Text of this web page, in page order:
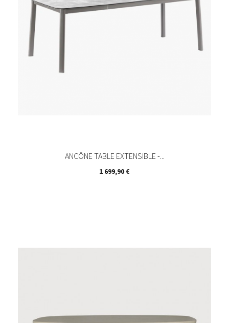
ANCÔNE TABLE EXTENSIBLE -...
Prix
1 699,90 €